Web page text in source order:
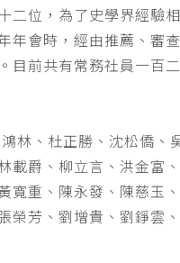
二位，為了史學界經驗
年會時，經由推薦、審
目前共有常務社員一百
林、杜正勝、沈松僑、
載爵、柳立言、洪金富
寬重、陳永發、陳慈玉
榮芳、劉增貴、劉錚雲